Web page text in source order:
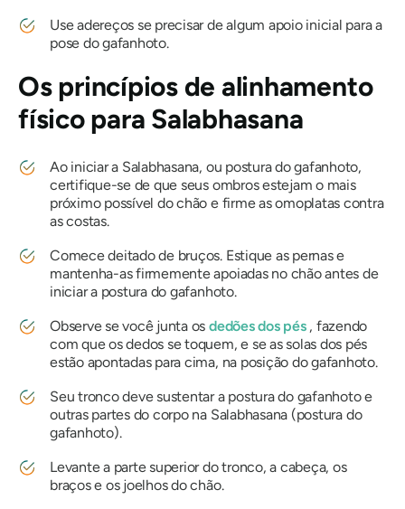
Use adereços se precisar de algum apoio inicial para a
pose do gafanhoto.
Os princípios de alinhamento
físico para Salabhasana
Ao iniciar a Salabhasana, ou postura do gafanhoto,
certifique-se de que seus ombros estejam o mais
próximo possível do chão e firme as omoplatas contra
as costas.
Comece deitado de bruços. Estique as pernas e
mantenha-as firmemente apoiadas no chão antes de
iniciar a postura do gafanhoto.
Observe se você junta os dedões dos pés, fazendo
com que os dedos se toquem, e se as solas dos pés
estão apontadas para cima, na posição do gafanhoto.
Seu tronco deve sustentar a postura do gafanhoto e
outras partes do corpo na Salabhasana (postura do
gafanhoto).
Levante a parte superior do tronco, a cabeça, os
braços e os joelhos do chão.